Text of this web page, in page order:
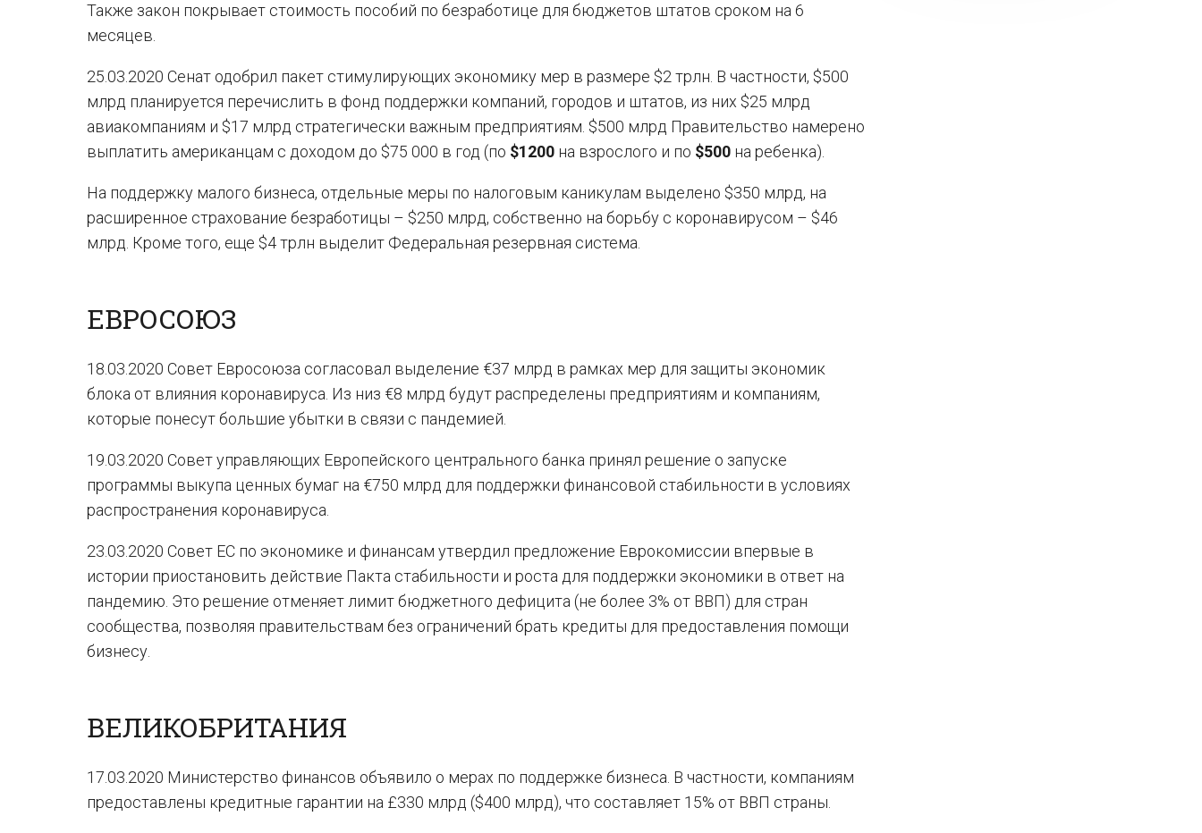
Также закон покрывает стоимость пособий по безработице для бюджетов штатов сроком на 6
месяцев.
25.03.2020 Сенат одобрил пакет стимулирующих экономику мер в размере $2 трлн. В частности, $500
млрд планируется перечислить в фонд поддержки компаний, городов и штатов, из них $25 млрд
авиакомпаниям и $17 млрд стратегически важным предприятиям. $500 млрд Правительство намерено
выплатить американцам c доходом до $75 000 в год (по $1200 на взрослого и по $500 на ребенка).
На поддержку малого бизнеса, отдельные меры по налоговым каникулам выделено $350 млрд, на
расширенное страхование безработицы – $250 млрд, собственно на борьбу с коронавирусом – $46
млрд. Кроме того, еще $4 трлн выделит Федеральная резервная система.
ЕВРОСОЮЗ
18.03.2020 Совет Евросоюза согласовал выделение €37 млрд в рамках мер для защиты экономик
блока от влияния коронавируса. Из низ €8 млрд будут распределены предприятиям и компаниям,
которые понесут большие убытки в связи с пандемией.
19.03.2020 Совет управляющих Европейского центрального банка принял решение о запуске
программы выкупа ценных бумаг на €750 млрд для поддержки финансовой стабильности в условиях
распространения коронавируса.
23.03.2020 Совет ЕС по экономике и финансам утвердил предложение Еврокомиссии впервые в
истории приостановить действие Пакта стабильности и роста для поддержки экономики в ответ на
пандемию. Это решение отменяет лимит бюджетного дефицита (не более 3% от ВВП) для стран
сообщества, позволяя правительствам без ограничений брать кредиты для предоставления помощи
бизнесу.
ВЕЛИКОБРИТАНИЯ
17.03.2020 Министерство финансов объявило о мерах по поддержке бизнеса. В частности, компаниям
предоставлены кредитные гарантии на £330 млрд ($400 млрд), что составляет 15% от ВВП страны.